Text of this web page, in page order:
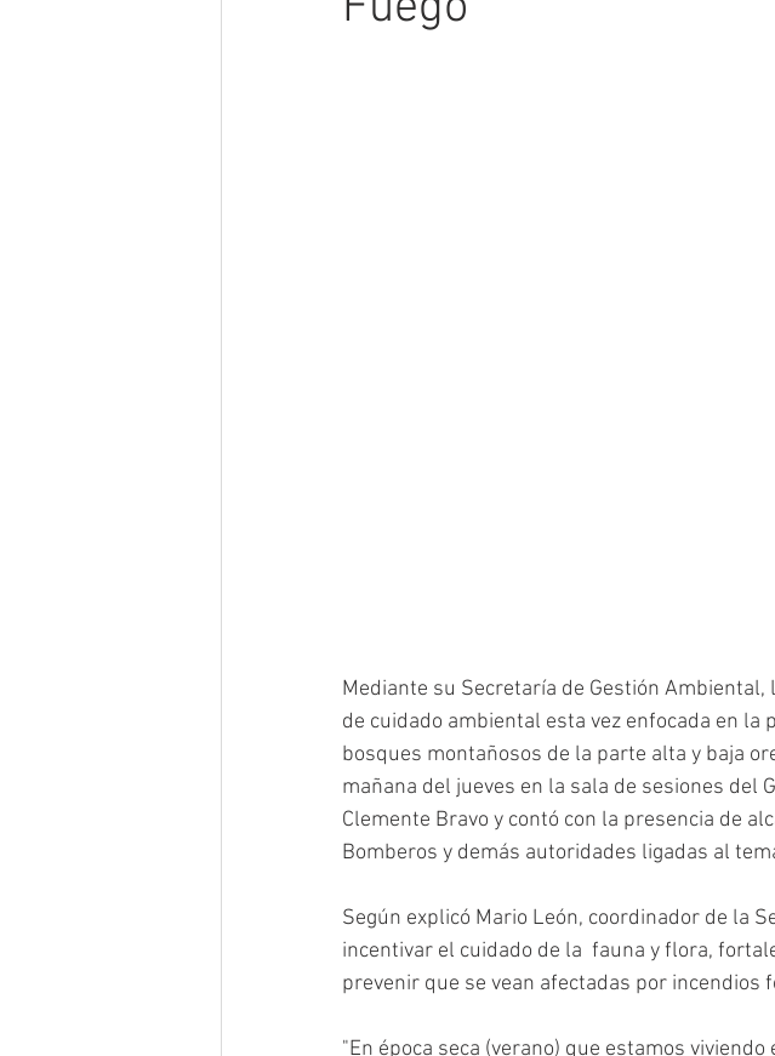
Mediante su Secretaría de Gestión
de cuidado ambiental esta vez enfocada en
bosques montañosos de la parte alta y baja
mañana del jueves en la sala de sesiones del
Clemente Bravo y contó con la presencia de
Bomberos y demás autoridades ligadas al
Según explicó Mario León, coordinador de la
incentivar el cuidado de la  fauna y flora,
prevenir que se vean afectadas por incendios
"En época seca (verano) que estamos